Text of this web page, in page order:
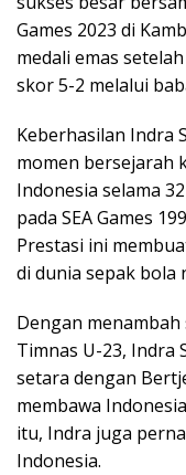
Games 2023 di
medali emas
skor 5-2 melalui
Keberhasilan Indra
momen bersejarah
Indonesia selama
pada SEA Games
Prestasi ini
di dunia sepak bola
Dengan
Timnas U-23, Indra
setara dengan
membawa
itu, Indra juga
Indonesia.